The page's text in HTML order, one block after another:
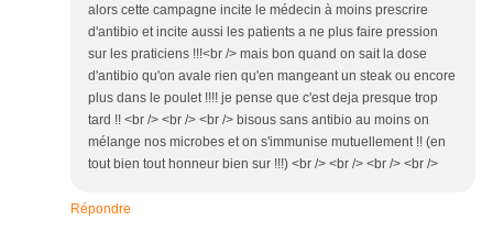
alors cette campagne incite le médecin à moins prescrire
d'antibio et incite aussi les patients a ne plus faire pression
sur les praticiens !!!<br /> mais bon quand on sait la dose
d'antibio qu'on avale rien qu'en mangeant un steak ou encore
plus dans le poulet !!!! je pense que c'est deja presque trop
tard !! <br /> <br /> <br /> bisous sans antibio au moins on
mélange nos microbes et on s'immunise mutuellement !! (en
tout bien tout honneur bien sur !!!) <br /> <br /> <br /> <br />
Répondre